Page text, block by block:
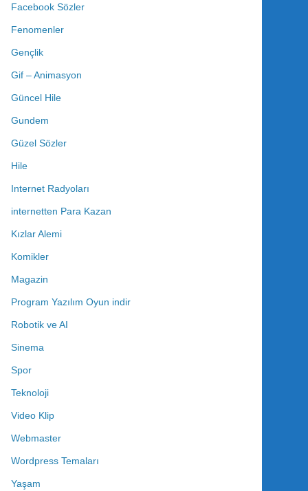
Facebook Sözler
Fenomenler
Gençlik
Gif – Animasyon
Güncel Hile
Gundem
Güzel Sözler
Hile
Internet Radyoları
internetten Para Kazan
Kızlar Alemi
Komikler
Magazin
Program Yazılım Oyun indir
Robotik ve AI
Sinema
Spor
Teknoloji
Video Klip
Webmaster
Wordpress Temaları
Yaşam